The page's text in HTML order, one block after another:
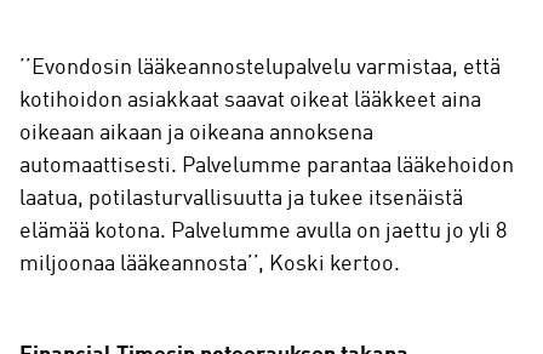
’’Evondosin lääkeannostelupalvelu varmistaa, että
kotihoidon asiakkaat saavat oikeat lääkkeet aina
oikeaan aikaan ja oikeana annoksena
automaattisesti. Palvelumme parantaa lääkehoidon
laatua, potilasturvallisuutta ja tukee itsenäistä
elämää kotona. Palvelumme avulla on jaettu jo yli 8
miljoonaa lääkeannosta’’, Koski kertoo.